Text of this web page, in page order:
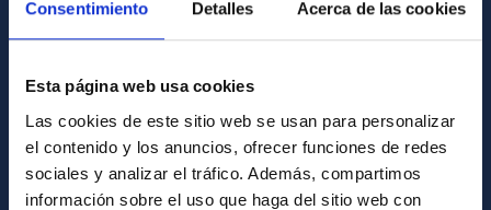
Consentimiento Detalles Acerca de las cookies
Esta página web usa cookies
Las cookies de este sitio web se usan para personalizar
el contenido y los anuncios, ofrecer funciones de redes
sociales y analizar el tráfico. Además, compartimos
información sobre el uso que haga del sitio web con
Contact
List of personnel
Library
General register